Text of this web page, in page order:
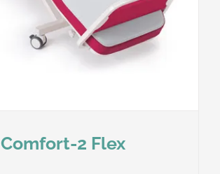
Comfort-2 Flex